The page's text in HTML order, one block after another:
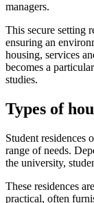
managers.
This secure setting
ensuring an
housing, services
becomes a
studies.
Types of
Student residences
range of needs.
the university,
These residences
practical, often